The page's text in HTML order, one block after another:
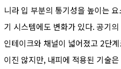
니라 입 부분의 통기성을 높이는
기 시스템에도 변화가 있다. 공기
인테이크와 채널이 넓어졌고 2단
이진 않지만, 내피에 적용된 기술